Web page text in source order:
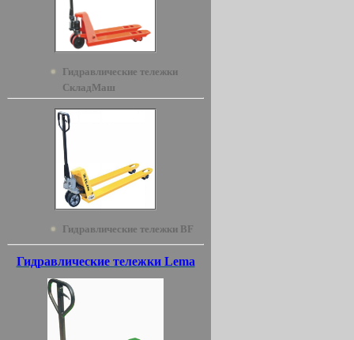
Гидравлические тележки
СкладМаш
Гидравлические тележки BF
Гидравлические тележки Lema